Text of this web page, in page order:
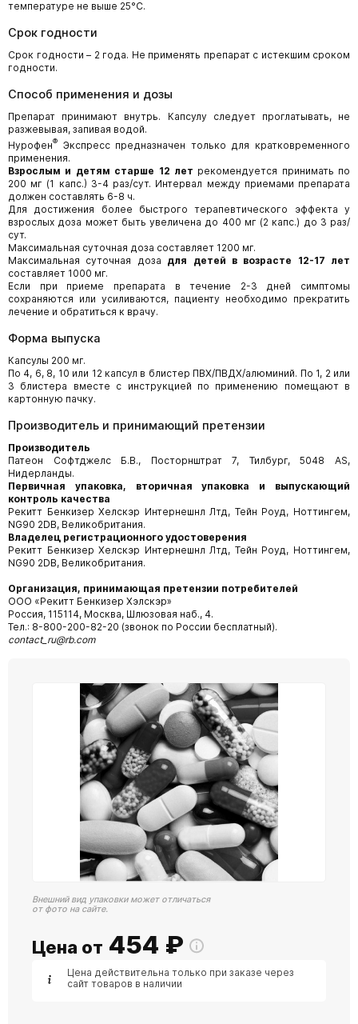
температуре не выше 25°C.
Срок годности
Срок годности – 2 года. Не применять препарат с истекшим сроком
годности.
Способ применения и дозы
Препарат принимают внутрь. Капсулу следует проглатывать, не
разжевывая, запивая водой.
Нурофен® Экспресс предназначен только для кратковременного
применения.
Взрослым и детям старше 12 лет рекомендуется принимать по
200 мг (1 капс.) 3-4 раз/сут. Интервал между приемами препарата
должен составлять 6-8 ч.
Для достижения более быстрого терапевтического эффекта у
взрослых доза может быть увеличена до 400 мг (2 капс.) до 3 раз/
сут.
Максимальная суточная доза составляет 1200 мг.
Максимальная суточная доза для детей в возрасте 12-17 лет
составляет 1000 мг.
Если при приеме препарата в течение 2-3 дней симптомы
сохраняются или усиливаются, пациенту необходимо прекратить
лечение и обратиться к врачу.
Форма выпуска
Капсулы 200 мг.
По 4, 6, 8, 10 или 12 капсул в блистер ПВХ/ПВДХ/алюминий. По 1, 2 или
3 блистера вместе с инструкцией по применению помещают в
картонную пачку.
Производитель и принимающий претензии
Производитель
Патеон Софтджелс Б.В., Посторнштрат 7, Тилбург, 5048 AS,
Нидерланды.
Первичная упаковка, вторичная упаковка и выпускающий
контроль качества
Рекитт Бенкизер Хелскэр Интернешнл Лтд, Тейн Роуд, Ноттингем,
NG90 2DB, Великобритания.
Владелец регистрационного удостоверения
Рекитт Бенкизер Хелскэр Интернешнл Лтд, Тейн Роуд, Ноттингем,
NG90 2DB, Великобритания.
Организация, принимающая претензии потребителей
ООО «Рекитт Бенкизер Хэлскэр»
Россия, 115114, Москва, Шлюзовая наб., 4.
Тел.: 8-800-200-82-20 (звонок по России бесплатный).
contact_ru@rb.com
Внешний вид упаковки может отличаться
от фото на сайте.
Цена от 454 ₽
Цена действительна только при заказе через
сайт товаров в наличии